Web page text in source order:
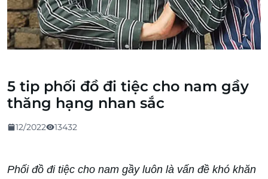
5 tip phối đồ đi tiệc cho nam gầy
thăng hạng nhan sắc
12/2022 13432
Phối đồ đi tiệc cho nam gầy luôn là vấn đề khó khăn